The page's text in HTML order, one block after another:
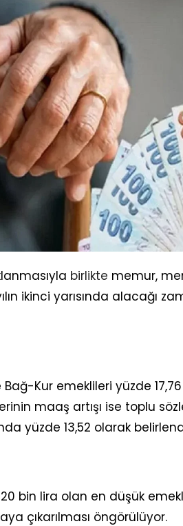
birlikte memur,
ikinci yarısında alacağı
Kur emeklileri yüzde
maaş artışı ise toplu
yüzde 13,52 olarak
bin lira olan en düşük emekli
çıkarılması öngörülüyor.